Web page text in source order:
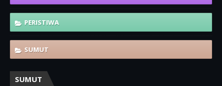
PERISTIWA
SUMUT
SUMUT